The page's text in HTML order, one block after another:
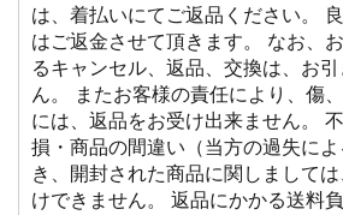
は、着払いにてご返品ください。
はご返金させて頂きます。 なお、
るキャンセル、返品、交換は、お
ん。 またお客様の責任により、傷
には、返品をお受け出来ません。
損・商品の間違い（当方の過失に
き、開封された商品に関しまして
けできません。 返品にかかる送料